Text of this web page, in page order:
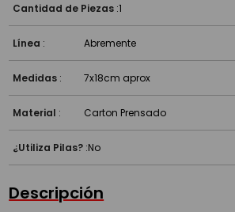
Cantidad de Piezas :1
Línea : Abremente
Medidas : 7x18cm aprox
Material : Carton Prensado
¿Utiliza Pilas? :No
Descripción